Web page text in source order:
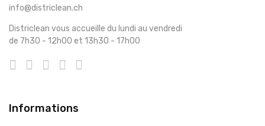
info@districlean.ch
Districlean vous accueille du lundi au vendredi
de 7h30 - 12h00 et 13h30 - 17h00
Informations